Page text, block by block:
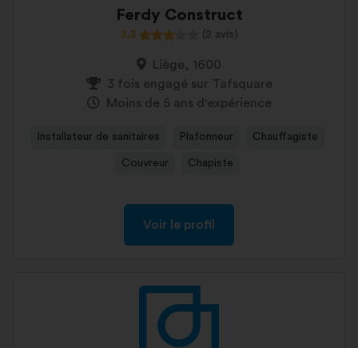
Ferdy Construct
3,3 (2 avis)
Liège, 1600
3 fois engagé sur Tafsquare
Moins de 5 ans d'expérience
Installateur de sanitaires Plafonneur Chauffagiste
Couvreur Chapiste
Voir le profil